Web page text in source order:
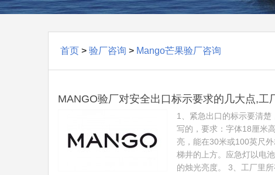
首页 > 验厂咨询 > Mango芒果验厂咨询
MANGO验厂对安全出口标示要求的几大点,工
1、紧急出口的标示要清楚
写的，要求：字体18厘米
亮，能在30米或100英尺
梯井的上方。应急灯以电
的烛光亮度。 3、工厂里